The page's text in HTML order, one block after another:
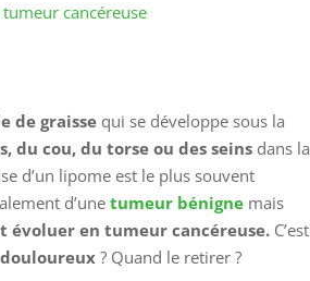
cancéreuse
de graisse qui se développe sous la
du cou, du torse ou des seins dans la
d’un lipome est le plus souvent
d’une tumeur bénigne mais
t évoluer en tumeur cancéreuse. C’est
douloureux ? Quand le retirer ?